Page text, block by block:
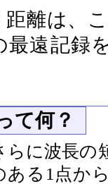
距離は、
遠記録
て何？
に波長の
る1点か